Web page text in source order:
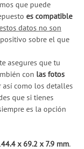
que puede
es compatible
datos no son
sobre el que
asegures que tu
con las fotos
así como los detalles
que si tienes
es la opción
x 69.2 x 7.9 mm.